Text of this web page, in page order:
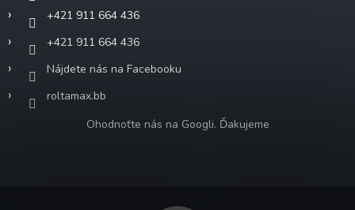
+421 911 664 436
+421 911 664 436
Nájdete nás na Facebooku
roltamax.bb
Ohodnoťte nás na Googli. Ďakujeme